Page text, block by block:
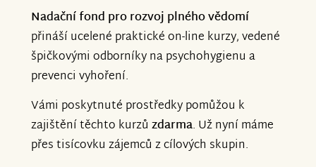
Nadační fond pro rozvoj plného vědomí
přináší ucelené praktické on-line kurzy, vedené
špičkovými odborníky na psychohygienu a
prevenci vyhoření.
Vámi poskytnuté prostředky pomůžou k
zajištění těchto kurzů zdarma. Už nyní máme
přes tisícovku zájemců z cílových skupin.